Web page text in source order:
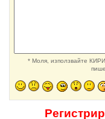
* Моля, използвайте